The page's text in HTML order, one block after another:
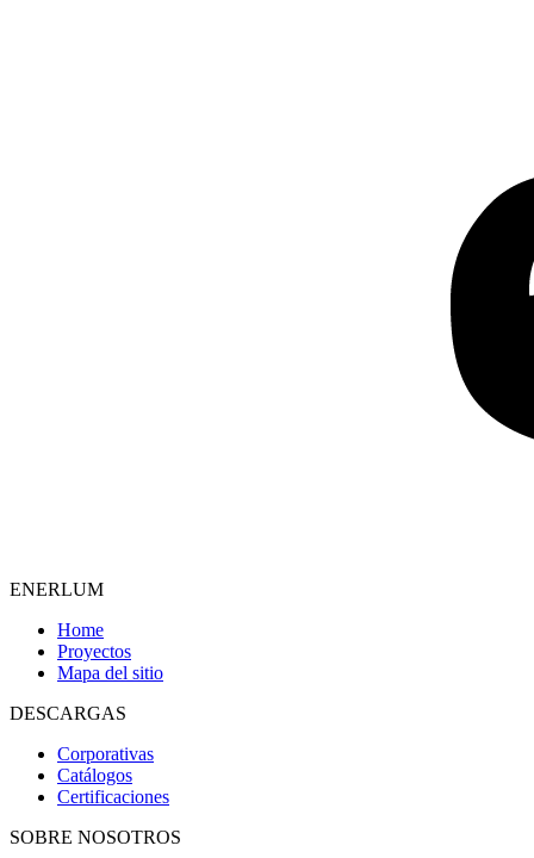
ENERLUM
Home
Proyectos
Mapa del sitio
DESCARGAS
Corporativas
Catálogos
Certificaciones
SOBRE NOSOTROS